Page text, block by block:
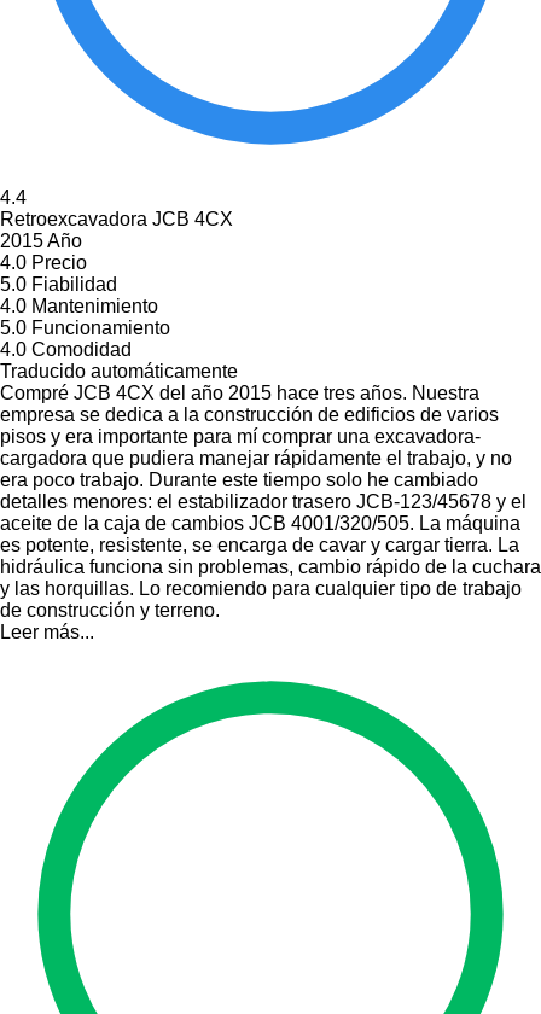
4.4
Retroexcavadora JCB 4CX
2015 Año
4.0 Precio
5.0 Fiabilidad
4.0 Mantenimiento
5.0 Funcionamiento
4.0 Comodidad
Traducido automáticamente
Compré JCB 4CX del año 2015 hace tres años. Nuestra
empresa se dedica a la construcción de edificios de varios
pisos y era importante para mí comprar una excavadora-
cargadora que pudiera manejar rápidamente el trabajo, y no
era poco trabajo. Durante este tiempo solo he cambiado
detalles menores: el estabilizador trasero JCB-123/45678 y el
aceite de la caja de cambios JCB 4001/320/505. La máquina
es potente, resistente, se encarga de cavar y cargar tierra. La
hidráulica funciona sin problemas, cambio rápido de la cuchara
y las horquillas. Lo recomiendo para cualquier tipo de trabajo
de construcción y terreno.
Leer más...